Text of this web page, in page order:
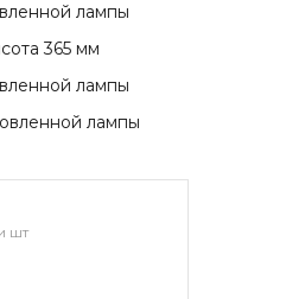
лампы
365 мм
лампы
лампы
шт